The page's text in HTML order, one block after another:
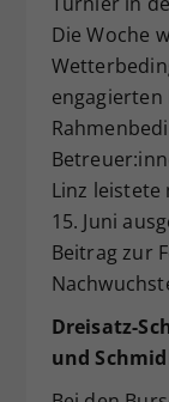
Die Woche
Linz leistete
15. Juni
Beitrag zur
Dreisatz-
und
Zweck